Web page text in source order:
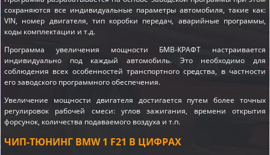
сохраняются все индивидуальные параметры автомобиля, такие как:
VIN, номер двигателя, тип коробки передач, аварийные программы,
коды комплектации и т.д.
Программа увеличения мощности БМВ-КРАФТ настраивается
индивидуально под каждый автомобиль. Это необходимо для
соблюдения всех особенностей транспортного средства, в частности
его заводского программного обеспечения.
Увеличение мощности двигателя достигается путем более точных
регулировок рабочей смеси: углов зажигания, времени открытия
форсунок, количества подаваемого воздуха и т.п.
ЧИП-ТЮНИНГ BMW 1 F21 В ЦИФРАХ